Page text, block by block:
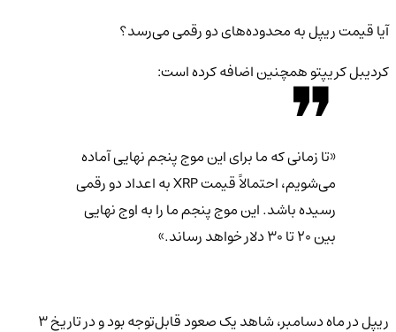
آیا قیمت ریپل به محدوده‌های دو رقمی می‌رسد؟
کردیبل کریپتو همچنین اضافه کرده است:
«تا زمانی که ما برای این موج پنجم نهایی آماده
می‌شویم، احتمالاً قیمت XRP به اعداد دو رقمی
رسیده باشد. این موج پنجم ما را به اوج نهایی
بین ۲۰ تا ۳۰ دلار خواهد رساند.»
ریپل در ماه دسامبر، شاهد یک صعود قابل‌توجه بود و در تاریخ ۳